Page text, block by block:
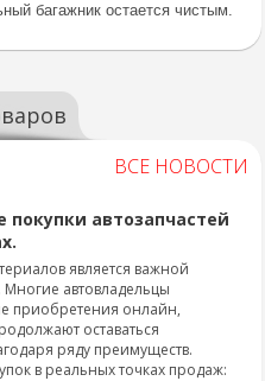
багажник остается чистым.
ВСЕ НОВОСТИ
автозапчастей
является важной
автовладельцы
приобретения онлайн,
оставаться
ряду преимуществ.
в реальных точках продаж: